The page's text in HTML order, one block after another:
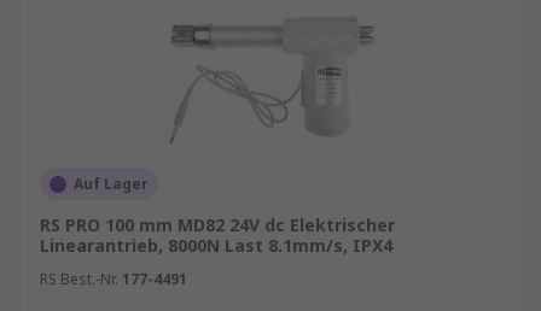
Auf Lager
RS PRO 100 mm MD82 24V dc Elektrischer
Linearantrieb, 8000N Last 8.1mm/s, IPX4
RS Best.-Nr. 177-4491